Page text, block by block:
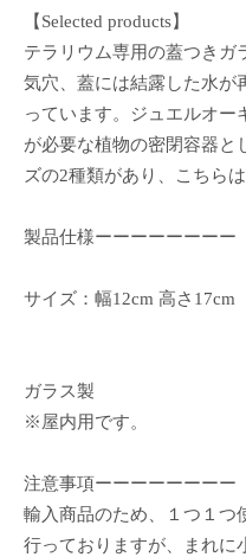
【Selected products】
テラリウム専用の蓋つきガ
気穴、蓋には結露した水が
っています。ジュエルオー
が必要な植物の密閉容器と
ズの2種類があり、こちら
製品仕様ーーーーーーーー
サイズ：幅12cm 高さ17cm
ガラス製
※屋内用です。
注意事項ーーーーーーーー
輸入商品のため、１つ１つ
行っておりますが、まれに